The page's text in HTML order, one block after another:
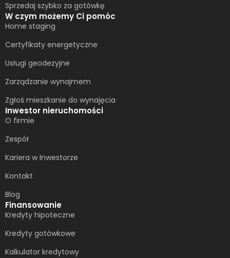
Sprzedaj szybko za gotówkę
W czym możemy Ci pomóc
Home staging
Certyfikaty energetyczne
Usługi geodezyjne
Zarządzanie wynajmem
Zgłoś mieszkanie do wynajęcia
Inwestor nieruchomości
O firmie
Zespół
Kariera w Inwestorze
Kontakt
Blog
Finansowanie
Kredyty hipoteczne
Kredyty gotówkowe
Kalkulator kredytowy